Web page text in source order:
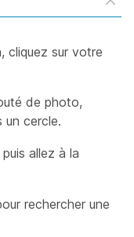
cliquez sur votre
de photo,
un cercle.
puis allez à la
rechercher une